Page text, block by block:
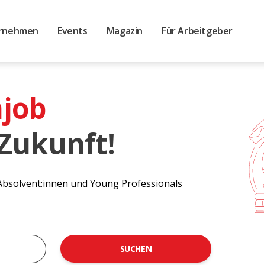
Events Magazin Für Arbeitgeber
und Young Professionals
SUCHEN